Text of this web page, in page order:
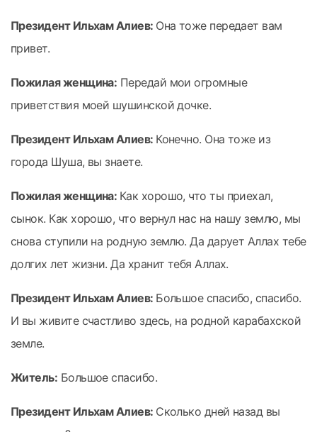
Президент Ильхам Алиев: Она тоже передает вам
привет.
Пожилая женщина: Передай мои огромные
приветствия моей шушинской дочке.
Президент Ильхам Алиев: Конечно. Она тоже из
города Шуша, вы знаете.
Пожилая женщина: Как хорошо, что ты приехал,
сынок. Как хорошо, что вернул нас на нашу землю, мы
снова ступили на родную землю. Да дарует Аллах тебе
долгих лет жизни. Да хранит тебя Аллах.
Президент Ильхам Алиев: Большое спасибо, спасибо.
И вы живите счастливо здесь, на родной карабахской
земле.
Житель: Большое спасибо.
Президент Ильхам Алиев: Сколько дней назад вы